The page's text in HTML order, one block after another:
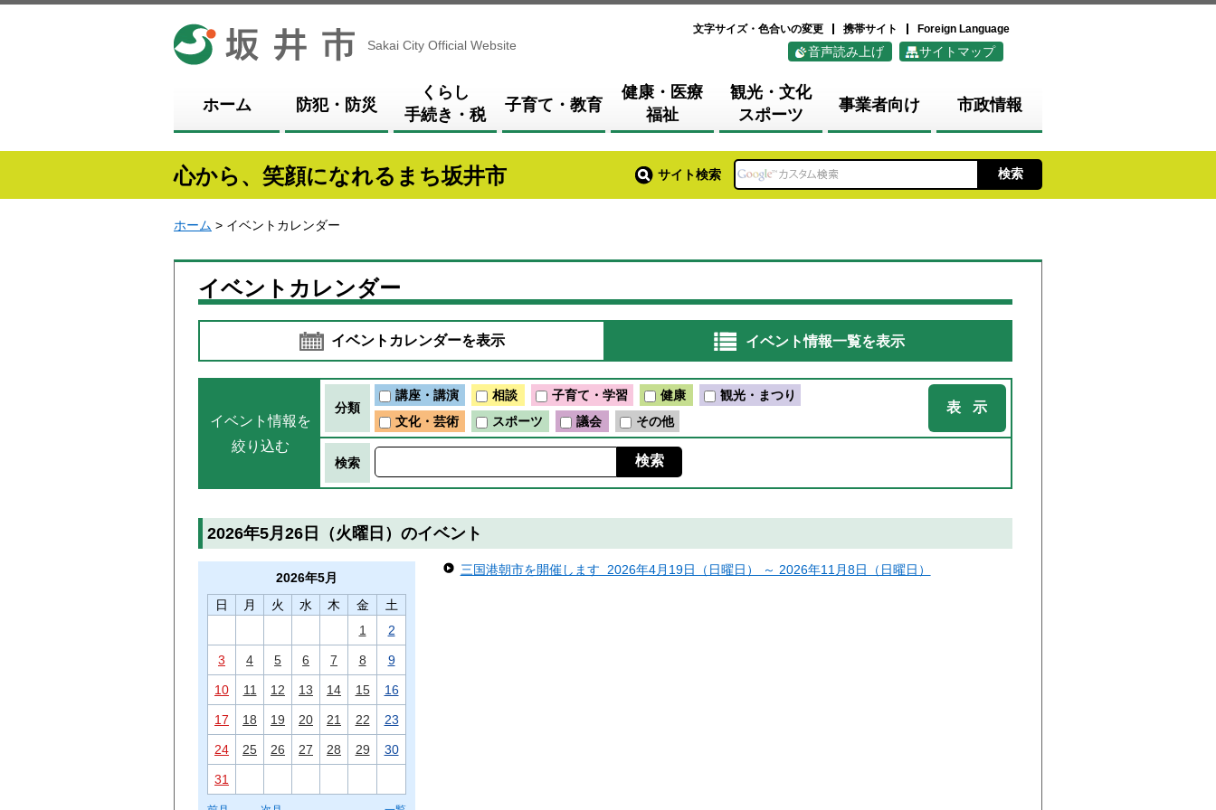
坂井市
Sakai City Official Website
文字サイズ・色合いの変更 携帯サイト Foreign Language
音声読み上げ サイトマップ
ホーム 防犯・防災
くらし
手続き・税
子育て・教育
健康・医療
福祉
観光・文化
スポーツ
事業者向け 市政情報
心から、笑顔になれるまち坂井市 サイト検索
ホーム > イベントカレンダー
イベントカレンダー
イベントカレンダーを表示 イベント情報一覧を表示
イベント情報を
絞り込む
分類
講座・講演 相談 子育て・学習 健康
観光・まつり
文化・芸術
スポーツ 議会 その他
検索
2026年5月26日（火曜日）のイベント
2026年5月
日
月 火 水 木 金
土
1
2
3 4 5 6 7 8 9
10 11 12 13 14 15 16
17 18 19 20 21 22 23
24 25 26 27 28 29 30
31
三国港朝市を開催します 2026年4月19日（日曜日） ～ 2026年11月8日（日曜日）